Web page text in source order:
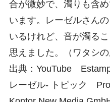
合が微妙で、濁りも含
います。レーゼルさん
いるけれど、音が濁る
思えました。（ワタシの
出典：YouTube
レーゼル- トピック